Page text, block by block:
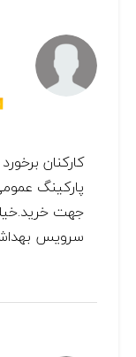
کارکنان
پارکینگ
جهت
سرویس